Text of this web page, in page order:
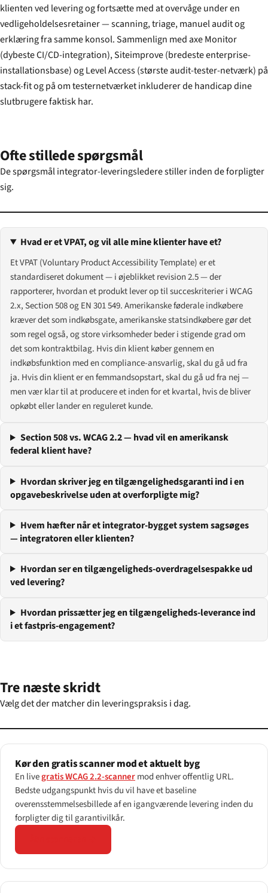
klienten ved levering og fortsætte med at overvåge under en
vedligeholdelsesretainer — scanning, triage, manuel audit og
erklæring fra samme konsol. Sammenlign med axe Monitor
(dybeste CI/CD-integration), Siteimprove (bredeste enterprise-
installationsbase) og Level Access (største audit-tester-netværk) på
stack-fit og på om testernetværket inkluderer de handicap dine
slutbrugere faktisk har.
Ofte stillede spørgsmål
De spørgsmål integrator-leveringsledere stiller inden de forpligter
sig.
Hvad er et VPAT, og vil alle mine klienter have et?
Et VPAT (Voluntary Product Accessibility Template) er et
standardiseret dokument — i øjeblikket revision 2.5 — der
rapporterer, hvordan et produkt lever op til succeskriterier i WCAG
2.x, Section 508 og EN 301 549. Amerikanske føderale indkøbere
kræver det som indkøbsgate, amerikanske statsindkøbere gør det
som regel også, og store virksomheder beder i stigende grad om
det som kontraktbilag. Hvis din klient køber gennem en
indkøbsfunktion med en compliance-ansvarlig, skal du gå ud fra
ja. Hvis din klient er en femmandsopstart, skal du gå ud fra nej —
men vær klar til at producere et inden for et kvartal, hvis de bliver
opkøbt eller lander en reguleret kunde.
Section 508 vs. WCAG 2.2 — hvad vil en amerikansk
federal klient have?
Hvordan skriver jeg en tilgængelighedsgaranti ind i en
opgavebeskrivelse uden at overforpligte mig?
Hvem hæfter når et integrator-bygget system sagsøges
— integratoren eller klienten?
Hvordan ser en tilgængeligheds-overdragelsespakke ud
ved levering?
Hvordan prissætter jeg en tilgængeligheds-leverance ind
i et fastpris-engagement?
Tre næste skridt
Vælg det der matcher din leveringspraksis i dag.
Kør den gratis scanner mod et aktuelt byg
En livegratis WCAG 2.2-scannermod enhver offentlig URL.
Bedste udgangspunkt hvis du vil have et baseline
overensstemmelsesbillede af en igangværende levering inden du
forpligter dig til garantivilkår.